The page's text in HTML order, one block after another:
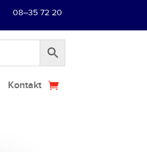
08–35 72 20
Kontakt